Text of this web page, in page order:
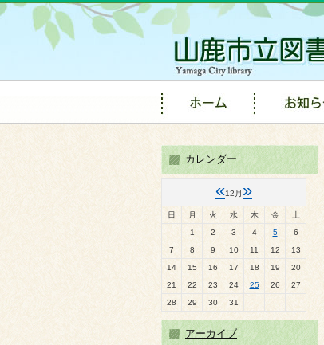
カレンダー
«12月 »
日 月 火 水 木 金
土
1
2 3 4 5
6
7
8 9 10 11 12
13
14
15 16 17 18 19
20
21
22 23 24 25 26
27
28
29 30 31
アーカイブ